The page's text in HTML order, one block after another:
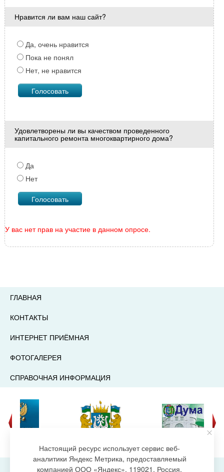
Нравится ли вам наш сайт?
Да, очень нравится
Пока не понял
Нет, не нравится
Удовлетворены ли вы качеством проведенного
капитального ремонта многоквартирного дома?
Да
Нет
У вас нет прав на участие в данном опросе.
ГЛАВНАЯ
КОНТАКТЫ
ИНТЕРНЕТ ПРИЁМНАЯ
ФОТОГАЛЕРЕЯ
СПРАВОЧНАЯ ИНФОРМАЦИЯ
Настоящий ресурс использует сервис веб-
аналитики Яндекс Метрика, предоставляемый
компанией ООО «Яндекс», 119021, Россия,